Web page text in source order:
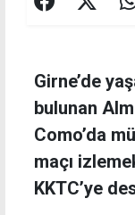
Girne’de
bulunan
Como’da
maçı
KKTC’ye